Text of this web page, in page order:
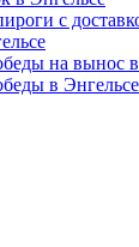
с
на вынос в
в Энгельсе